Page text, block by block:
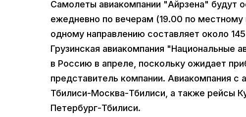
Самолеты авиакомпании "Айрзена" будут
ежедневно по вечерам (19.00 по
одному направлению составляет около
Грузинская авиакомпания "Национальные
в Россию в апреле, поскольку ожидает
представитель компании. Авиакомпания с
Тбилиси-Москва-Тбилиси, а также рейсы
Петербург-Тбилиси.